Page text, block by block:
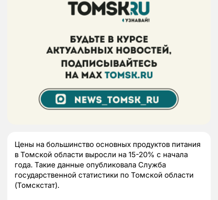
Цены на большинство основных продуктов питания
в Томской области выросли на 15-20% с начала
года. Такие данные опубликовала Служба
государственной статистики по Томской области
(Томскстат).